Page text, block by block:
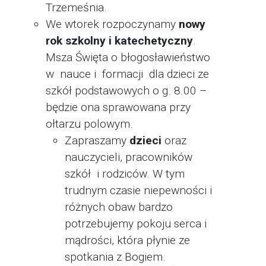
Trzemeśnia.
We wtorek rozpoczynamy nowy
rok szkolny i katechetyczny.
Msza Święta o błogosławieństwo
w nauce i formacji dla dzieci ze
szkół podstawowych o g. 8.00 –
będzie ona sprawowana przy
ołtarzu polowym.
Zapraszamy dzieci oraz
nauczycieli, pracowników
szkół i rodziców. W tym
trudnym czasie niepewności i
różnych obaw bardzo
potrzebujemy pokoju serca i
mądrości, która płynie ze
spotkania z Bogiem.